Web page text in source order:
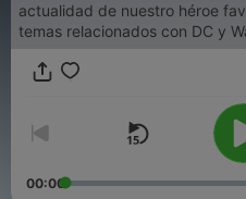
actualidad de nuestro héroe
temas relacionados con DC y
00:00